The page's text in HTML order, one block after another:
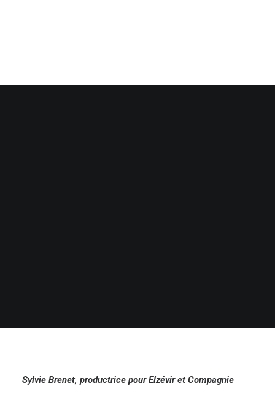
Sylvie Brenet, productrice pour Elzévir et Compagnie